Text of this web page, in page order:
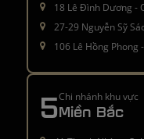
18 Lê Đình Dương -
27-29 Nguyễn Sỹ
106 Lê Hồng Phong
5Chi nhánh khu vực
Miền Bắc